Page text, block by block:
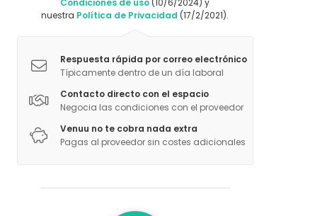
Condiciones de uso (10/6/2024) y
nuestra Política de Privacidad (17/2/2021).
Respuesta rápida por correo electrónico
Típicamente dentro de un día laboral
Contacto directo con el espacio
Negocia las condiciones con el proveedor
Venuu no te cobra nada extra
Pagas al proveedor sin costes adicionales